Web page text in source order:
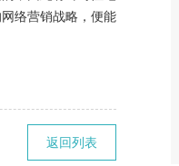
络营销战略，便能
返回列表